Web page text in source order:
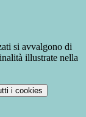
si avvalgono di
illustrate nella
i cookies